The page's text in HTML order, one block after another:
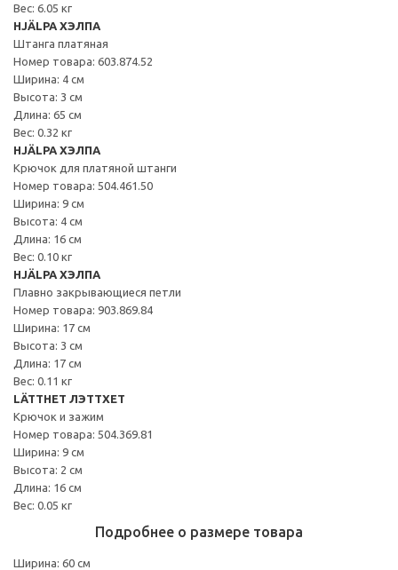
Вес: 6.05 кг
HJÄLPA ХЭЛПА
Штанга платяная
Номер товара: 603.874.52
Ширина: 4 см
Высота: 3 см
Длина: 65 см
Вес: 0.32 кг
HJÄLPA ХЭЛПА
Крючок для платяной штанги
Номер товара: 504.461.50
Ширина: 9 см
Высота: 4 см
Длина: 16 см
Вес: 0.10 кг
HJÄLPA ХЭЛПА
Плавно закрывающиеся петли
Номер товара: 903.869.84
Ширина: 17 см
Высота: 3 см
Длина: 17 см
Вес: 0.11 кг
LÄTTHET ЛЭТТХЕТ
Крючок и зажим
Номер товара: 504.369.81
Ширина: 9 см
Высота: 2 см
Длина: 16 см
Вес: 0.05 кг
Подробнее о размере товара
Ширина: 60 см